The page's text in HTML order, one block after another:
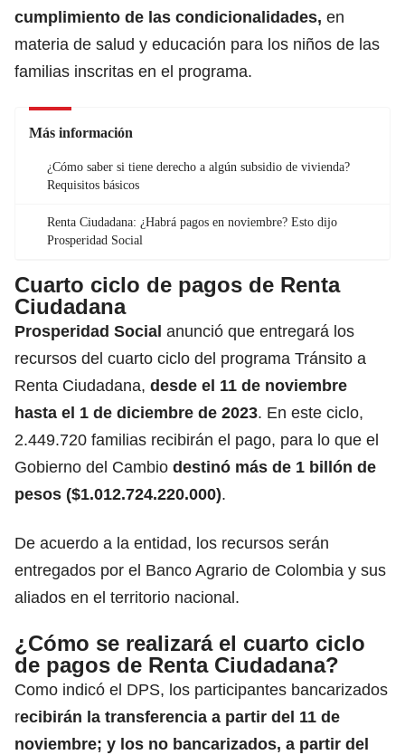
cumplimiento de las condicionalidades, en
materia de salud y educación para los niños de las
familias inscritas en el programa.
Más información
¿Cómo saber si tiene derecho a algún subsidio de vivienda?
Requisitos básicos
Renta Ciudadana: ¿Habrá pagos en noviembre? Esto dijo
Prosperidad Social
Cuarto ciclo de pagos de Renta
Ciudadana
Prosperidad Social anunció que entregará los
recursos del cuarto ciclo del programa Tránsito a
Renta Ciudadana, desde el 11 de noviembre
hasta el 1 de diciembre de 2023. En este ciclo,
2.449.720 familias recibirán el pago, para lo que el
Gobierno del Cambio destinó más de 1 billón de
pesos ($1.012.724.220.000).
De acuerdo a la entidad, los recursos serán
entregados por el Banco Agrario de Colombia y sus
aliados en el territorio nacional.
¿Cómo se realizará el cuarto ciclo
de pagos de Renta Ciudadana?
Como indicó el DPS, los participantes bancarizados
recibirán la transferencia a partir del 11 de
noviembre; y los no bancarizados, a partir del